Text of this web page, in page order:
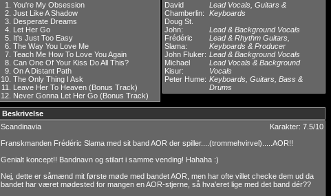
1. You're My Obsession
2. Just Like A Shadow
3. Desperate Dreams
4. Let Her Go
5. It's Just Too Easy
6. The Way You Love Me
7. Teach Me How To Love You Again
8. Can One Of Your Kiss Do All This?
9. On A Distant Path
10. The Only Thing I Ask
11. Leave Her To Heaven (Bonus Track)
12. Never Gonna Let Her Go (Bonus Track)
David
Chamberlin:
Lead Vocals, Guitars &
Keyboards
Doug St.
John:
Lead & Background Vocals
Frédéric
Slama:
Lead & Rhythm Guitars,
Keyboards & Producer
John Fluker: Lead & Background Vocals
Michael
Kisur:
Lead Vocals & Background
Vocals
Peter Hume: Keyboards, Guitars, Bass &
Drums
Beskrivelse
Scandinavia
Karakter: 7.5/10
Franskmanden Frédéric Slama med sit band AOR der spiller....(trommehvirvel).....AOR!!
Genialt koncept!! Bandnavn og stilart i samme vending! Hahaha :)
Nej, dette er såmænd mit første møde med bandet AOR, men har ofte villet checke dem ud da
bandet har været mødested for mangen en AOR-stjerne, så hva'eret lige med det band dér??